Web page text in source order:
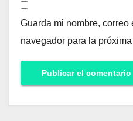
Guarda mi nombre,
navegador para la